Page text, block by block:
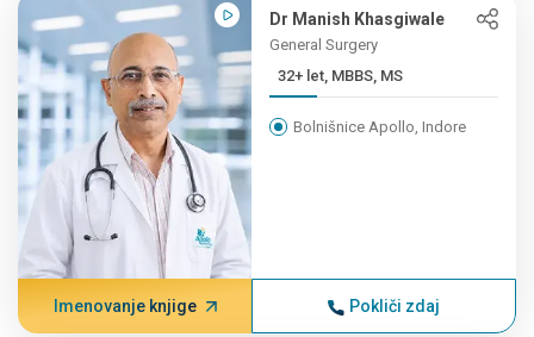
Dr Manish Khasgiwale
General Surgery
32+ let, MBBS, MS
Bolnišnice Apollo, Indore
Imenovanje knjige Pokliči zdaj